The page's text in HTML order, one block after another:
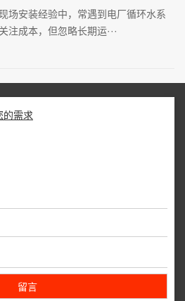
场安装经验中，常遇到电厂循环水系
注成本，但忽略长期运···
的需求